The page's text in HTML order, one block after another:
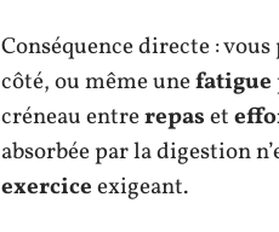
Conséquence directe :
côté, ou même unefatigue
créneau entrerepaset
absorbée par la digestion
exerciceexigeant.